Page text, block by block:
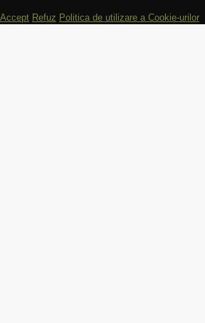
Accept Refuz Politica de utilizare a Cookie-urilor